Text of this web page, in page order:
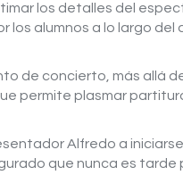
los detalles del
los alumnos a lo largo del
de concierto, más allá
permite plasmar
Alfredo a iniciarse
que nunca es tarde